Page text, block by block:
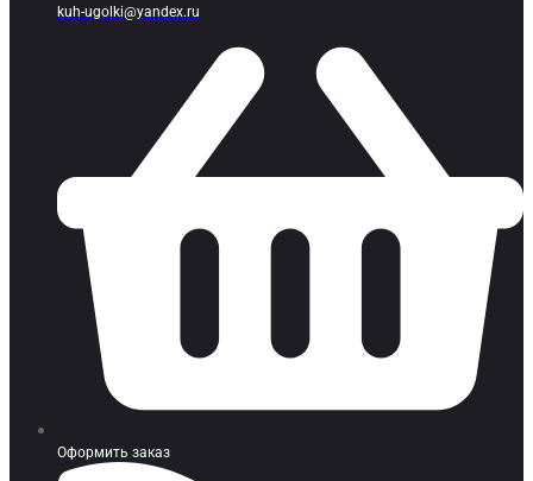
kuh-ugolki@yandex.ru
Оформить заказ